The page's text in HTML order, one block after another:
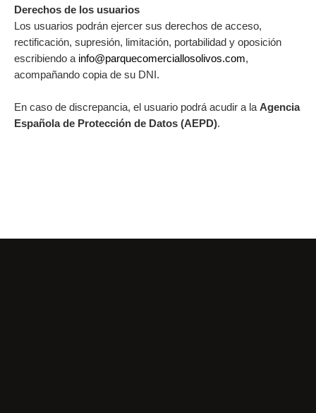
Derechos de los usuarios
Los usuarios podrán ejercer sus derechos de acceso,
rectificación, supresión, limitación, portabilidad y oposición
escribiendo a info@parquecomerciallosolivos.com,
acompañando copia de su DNI.
En caso de discrepancia, el usuario podrá acudir a la Agencia
Española de Protección de Datos (AEPD).